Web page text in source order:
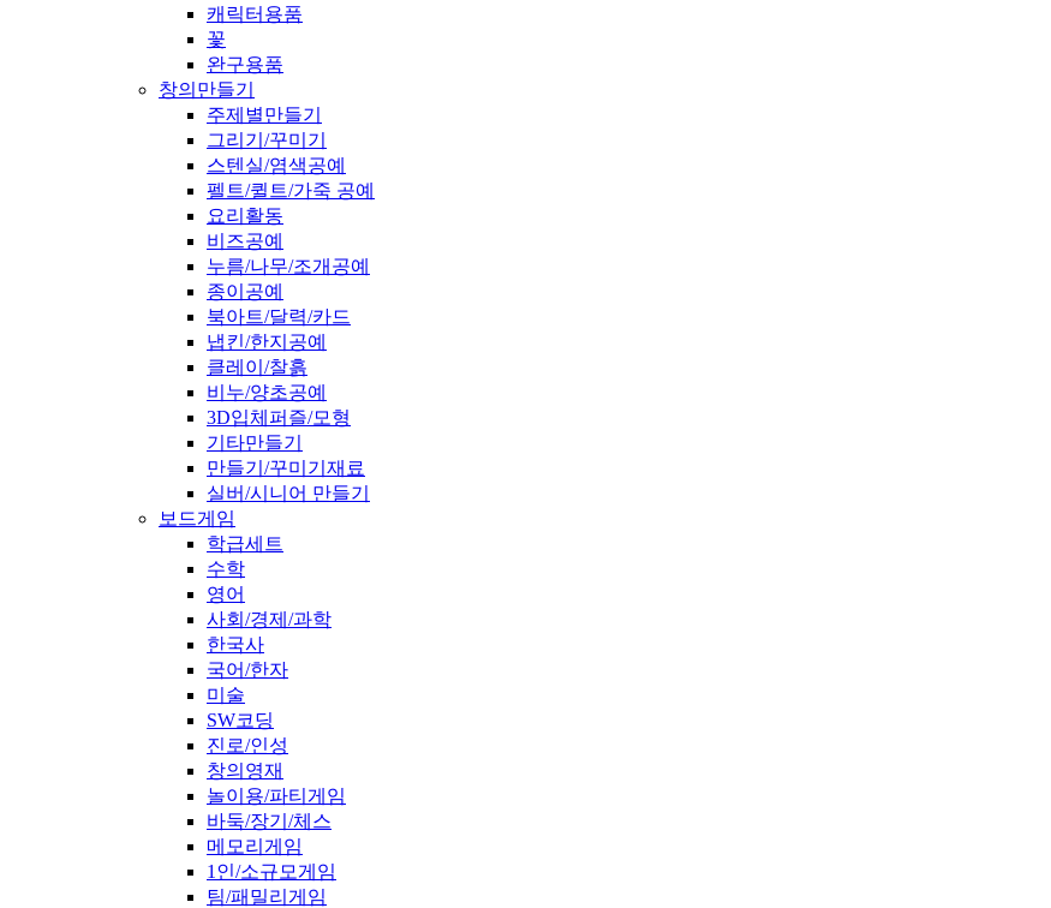
캐릭터용품
꽃
완구용품
창의만들기
주제별만들기
그리기/꾸미기
스텐실/염색공예
펠트/퀼트/가죽 공예
요리활동
비즈공예
누름/나무/조개공예
종이공예
북아트/달력/카드
냅킨/한지공예
클레이/찰흙
비누/양초공예
3D입체퍼즐/모형
기타만들기
만들기/꾸미기재료
실버/시니어 만들기
보드게임
학급세트
수학
영어
사회/경제/과학
한국사
국어/한자
미술
SW코딩
진로/인성
창의영재
놀이용/파티게임
바둑/장기/체스
메모리게임
1인/소규모게임
팀/패밀리게임